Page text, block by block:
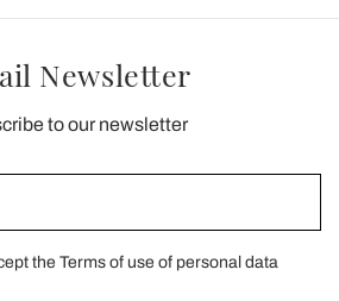
Newsletter
to our newsletter
the Terms of use of personal data